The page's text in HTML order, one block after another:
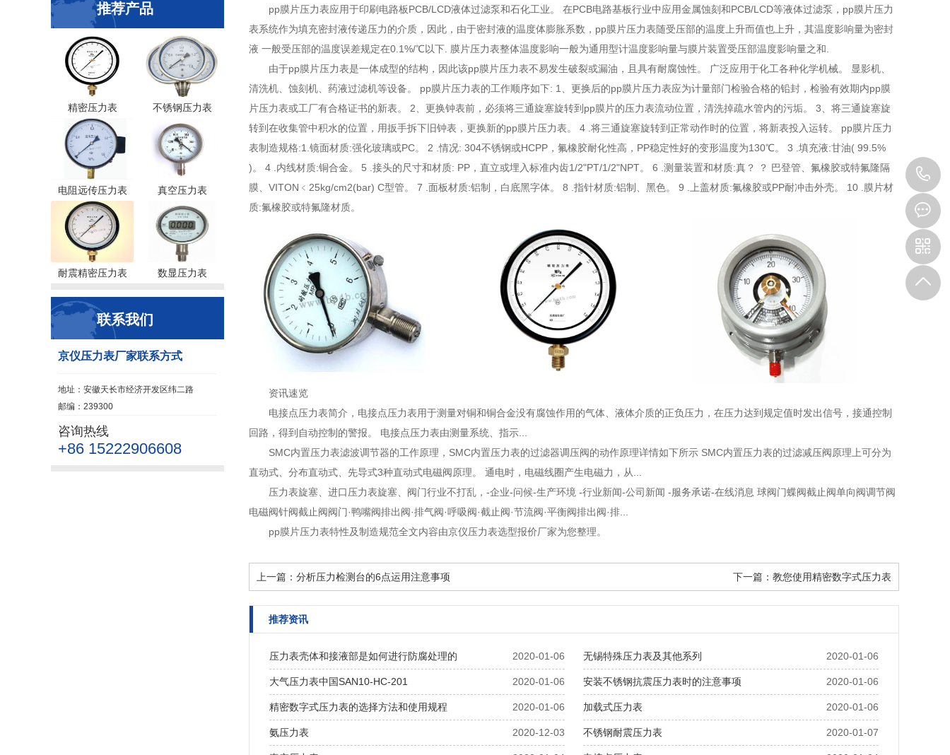
推荐产品
精密压力表 不锈钢压力表
电阻远传压力表 真空压力表
耐震精密压力表 数显压力表
联系我们
京仪压力表厂家联系方式
地址：安徽天长市经济开发区纬二路
邮编：239300
咨询热线
+86 15222906608
pp膜片压力表应用于印刷电路板PCB/LCD液体过滤泵和石化工业。 在PCB电路基板行业中应用金属蚀刻和PCB/LCD等液体过滤泵，pp膜片压力
表系统作为填充密封液传递压力的介质，因此，由于密封液的温度体膨胀系数，pp膜片压力表随受压部的温度上升而值也上升，其温度影响量为密封
液 一般受压部的温度误差规定在0.1%/℃以下. 膜片压力表整体温度影响一般为通用型计温度影响量与膜片装置受压部温度影响量之和.
由于pp膜片压力表是一体成型的结构，因此该pp膜片压力表不易发生破裂或漏油，且具有耐腐蚀性。 广泛应用于化工各种化学机械。 显影机、
清洗机、蚀刻机、药液过滤机等设备。 pp膜片压力表的工作顺序如下: 1、更换后的pp膜片压力表应为计量部门检验合格的铅封，检验有效期内pp膜
片压力表或工厂有合格证书的新表。 2、更换钟表前，必须将三通旋塞旋转到pp膜片的压力表流动位置，清洗掉疏水管内的污垢。 3、将三通旋塞旋
转到在收集管中积水的位置，用扳手拆下旧钟表，更换新的pp膜片压力表。 4 .将三通旋塞旋转到正常动作时的位置，将新表投入运转。 pp膜片压力
表制造规格:1.镜面材质:强化玻璃或PC。 2 .情况: 304不锈钢或HCPP，氟橡胶耐化性高，PP稳定性好的变形温度为130℃。 3 .填充液:甘油( 99.5%
)。 4 .内线材质:铜合金。 5 .接头的尺寸和材质: PP，直立或埋入标准内齿1/2"PT/1/2"NPT。 6 .测量装置和材质:真？ ？ 巴登管、氟橡胶或特氟隆隔
膜、VITON﹤25kg/cm2(bar) C型管。 7 .面板材质:铝制，白底黑字体。 8 .指针材质:铝制、黑色。 9 .上盖材质:氟橡胶或PP耐冲击外壳。 10 .膜片材
质:氟橡胶或特氟隆材质。
资讯速览
电接点压力表简介 ，电接点压力表用于测量对铜和铜合金没有腐蚀作用的气体、液体介质的正负压力，在压力达到规定值时发出信号，接通控制
回路，得到自动控制的警报。 电接点压力表由测量系统、指示...
SMC内置压力表滤波调节器的工作原理 ，SMC内置压力表的过滤器调压阀的动作原理详情如下所示 SMC内置压力表的过滤减压阀原理上可分为
直动式、分布直动式、先导式3种直动式电磁阀原理。 通电时，电磁线圈产生电磁力，从...
压力表旋塞、进口压力表旋塞、阀门行业不打乱 ，-企业-问候-生产环境 -行业新闻-公司新闻 -服务承诺-在线消息 球阀门蝶阀截止阀单向阀调节阀
电磁阀针阀截止阀阀门·鸭嘴阀排出阀·排气阀·呼吸阀·截止阀·节流阀·平衡阀排出阀·排...
pp膜片压力表特性及制造规范全文内容由京仪压力表选型报价厂家为您整理。
上一篇： 分析压力检测台的6点运用注意事项 下一篇： 教您使用精密数字式压力表
推荐资讯
2020-01-06
压力表壳体和接液部是如何进行防腐处理的 2020-01-06
无锡特殊压力表及其他系列
2020-01-06
大气压力表中国SAN10-HC-201 2020-01-06
安装不锈钢抗震压力表时的注意事项
2020-01-06
精密数字式压力表的选择方法和使用规程 2020-01-06
加载式压力表
2020-12-03
氨压力表 2020-01-07
不锈钢耐震压力表